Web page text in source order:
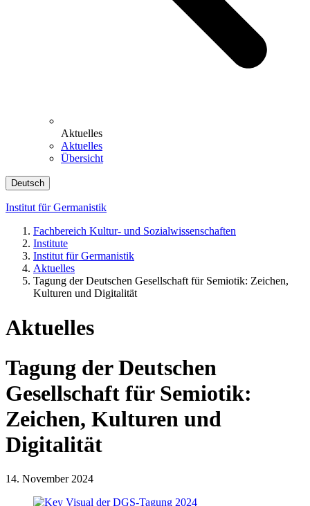
Aktuelles
Aktuelles
Übersicht
Deutsch
Institut für Germanistik
Fachbereich Kultur- und Sozialwissenschaften
Institute
Institut für Germanistik
Aktuelles
Tagung der Deutschen Gesellschaft für Semiotik: Zeichen,
Kulturen und Digitalität
Aktuelles
Tagung der Deutschen
Gesellschaft für Semiotik:
Zeichen, Kulturen und
Digitalität
14. November 2024